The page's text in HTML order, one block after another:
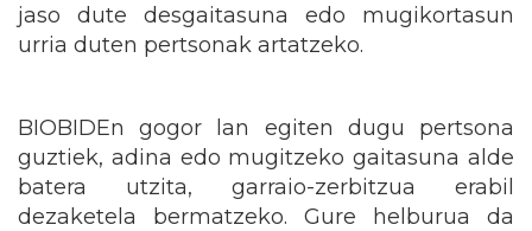
jaso dute desgaitasuna edo mugikortasun
urria duten pertsonak artatzeko.
BIOBIDEn gogor lan egiten dugu pertsona
guztiek, adina edo mugitzeko gaitasuna alde
batera utzita, garraio-zerbitzua erabil
dezaketela bermatzeko. Gure helburua da